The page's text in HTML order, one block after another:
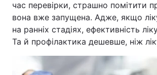
час перевірки, страшно помітити
вона вже запущена. Адже, якщо
на ранніх стадіях, ефективність
Та й профілактика дешевше, ніж